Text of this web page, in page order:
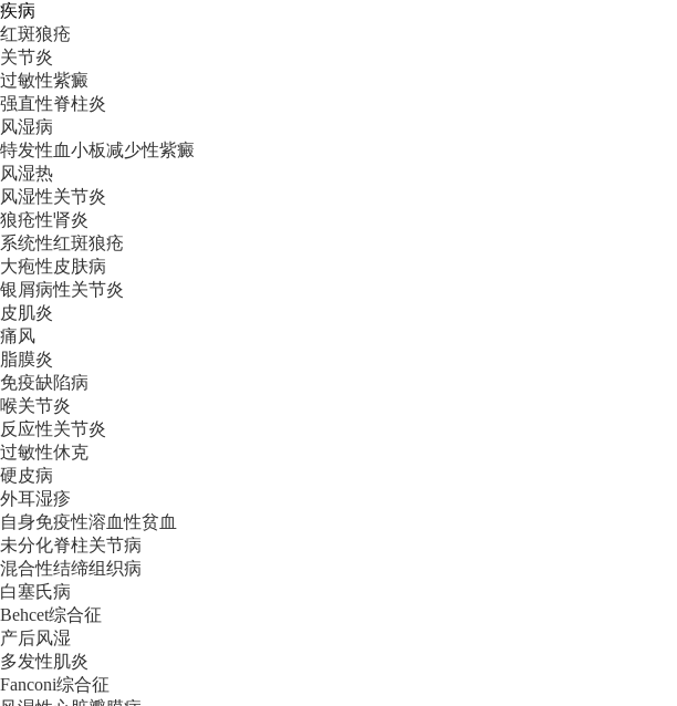
疾病
红斑狼疮
关节炎
过敏性紫癜
强直性脊柱炎
风湿病
特发性血小板减少性紫癜
风湿热
风湿性关节炎
狼疮性肾炎
系统性红斑狼疮
大疱性皮肤病
银屑病性关节炎
皮肌炎
痛风
脂膜炎
免疫缺陷病
喉关节炎
反应性关节炎
过敏性休克
硬皮病
外耳湿疹
自身免疫性溶血性贫血
未分化脊柱关节病
混合性结缔组织病
白塞氏病
Behcet综合征
产后风湿
多发性肌炎
Fanconi综合征